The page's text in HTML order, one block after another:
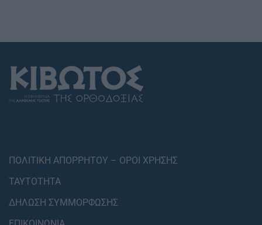
ΠΟΛΙΤΙΚΗ ΑΠΟΡΡΗΤΟΥ – ΟΡΟΙ ΧΡΗΣΗΣ
ΤΑΥΤΟΤΗΤΑ
ΔΗΛΩΣΗ ΣΥΜΜΟΡΦΩΣΗΣ